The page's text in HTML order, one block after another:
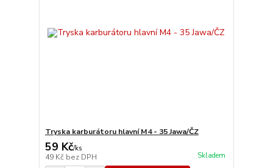
Tryska karburátoru hlavní M4 - 35 Jawa/ČZ
59 Kč/ks
49 Kč bez DPH Skladem